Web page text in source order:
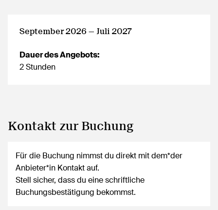
September 2026 — Juli 2027
Dauer des Angebots:
2 Stunden
Kontakt zur Buchung
Für die Buchung nimmst du direkt mit dem*der
Anbieter*in Kontakt auf.
Stell sicher, dass du eine schriftliche
Buchungsbestätigung bekommst.